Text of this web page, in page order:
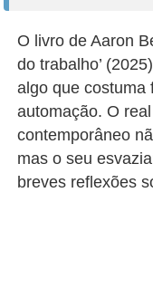
O livro de Aaron
do trabalho’
algo que costuma
automação. O
contemporâneo
mas o seu
breves reflexões